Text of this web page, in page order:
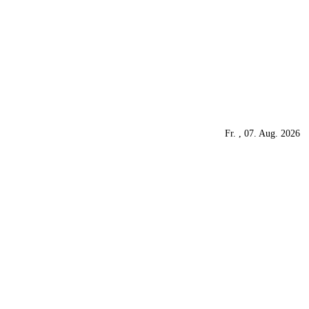
Fr. , 07. Aug. 2026